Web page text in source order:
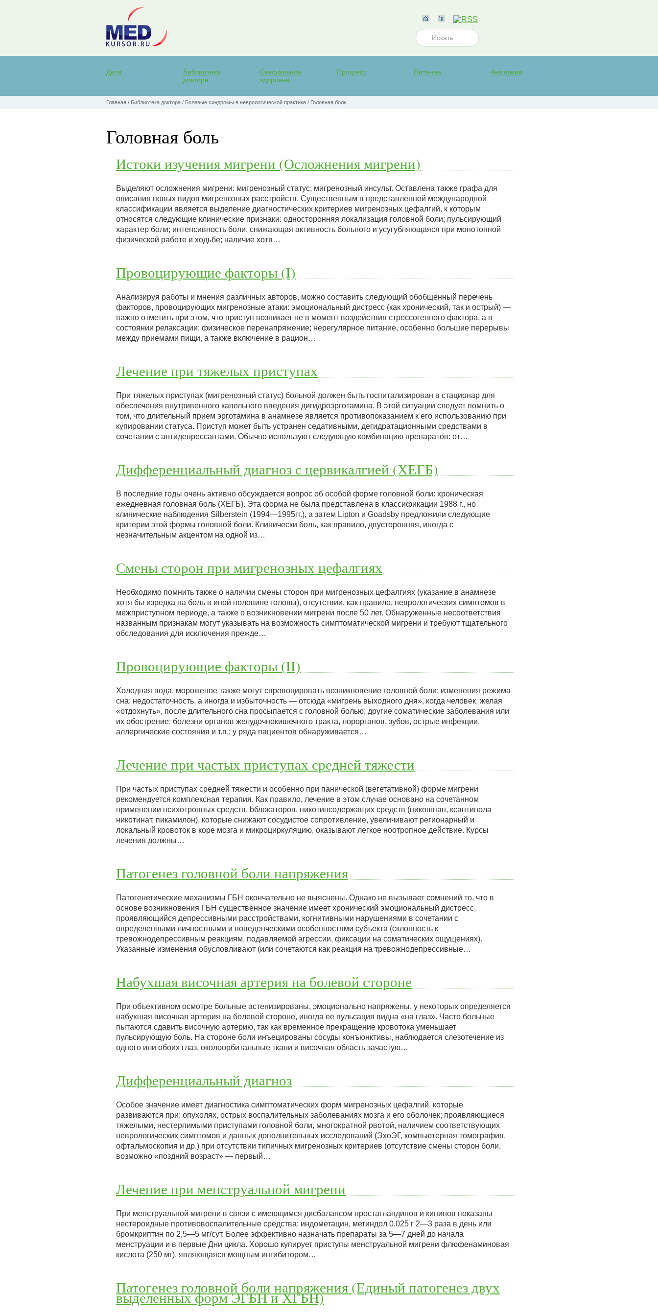
Дети
Библиотека
доктора
Сексуальное
здоровье
Прогресс Питание Анатомия
Главная / Библиотека доктора / Болевые синдромы в неврологической практике / Головная боль
Головная боль
Истоки изучения мигрени (Осложнения мигрени)
Выделяют осложнения мигрени: мигренозный статус; мигренозный инсульт. Оставлена также графа для
описания новых видов мигренозных расстройств. Существенным в представленной международной
классификации является выделение диагностических критериев мигренозных цефалгий, к которым
относятся следующие клинические признаки: односторонняя локализация головной боли; пульсирующий
характер боли; интенсивность боли, снижающая активность больного и усугубляющаяся при монотонной
физической работе и ходьбе; наличие хотя…
Провоцирующие факторы (I)
Анализируя работы и мнения различных авторов, можно составить следующий обобщенный перечень
факторов, провоцирующих мигренозные атаки: эмоциональный дистресс (как хронический, так и острый) —
важно отметить при этом, что приступ возникает не в момент воздействия стрессогенного фактора, а в
состоянии релаксации; физическое перенапряжение; нерегулярное питание, особенно большие перерывы
между приемами пищи, а также включение в рацион…
Лечение при тяжелых приступах
При тяжелых приступах (мигренозный статус) больной должен быть госпитализирован в стационар для
обеспечения внутривенного капельного введения дигидроэрготамина. В этой ситуации следует помнить о
том, что длительный прием эрготамина в анамнезе является противопоказанием к его использованию при
купировании статуса. Приступ может быть устранен седативными, дегидратационными средствами в
сочетании с антидепрессантами. Обычно используют следующую комбинацию препаратов: от…
Дифференциальный диагноз с цервикалгией (ХЕГБ)
В последние годы очень активно обсуждается вопрос об особой форме головной боли: хроническая
ежедневная головная боль (ХЕГБ). Эта форма не была представлена в классификации 1988 г., но
клинические наблюдения Silberstein (1994—1995гг.), а затем Lipton и Goadsby предложили следующие
критерии этой формы головной боли. Клинически боль, как правило, двусторонняя, иногда с
незначительным акцентом на одной из…
Смены сторон при мигренозных цефалгиях
Необходимо помнить также о наличии смены сторон при мигренозных цефалгиях (указание в анамнезе
хотя бы изредка на боль в иной половине головы), отсутствии, как правило, неврологических симптомов в
межприступном периоде, а также о возникновении мигрени после 50 лет. Обнаруженные несоответствия
названным признакам могут указывать на возможность симптоматической мигрени и требуют тщательного
обследования для исключения прежде…
Провоцирующие факторы (II)
Холодная вода, мороженое также могут спровоцировать возникновение головной боли; изменения режима
сна: недостаточность, а иногда и избыточность — отсюда «мигрень выходного дня», когда человек, желая
«отдохнуть», после длительного сна просыпается с головной болью; другие соматические заболевания или
их обострение: болезни органов желудочнокишечного тракта, лорорганов, зубов, острые инфекции,
аллергические состояния и т.п.; у ряда пациентов обнаруживается…
Лечение при частых приступах средней тяжести
При частых приступах средней тяжести и особенно при панической (вегетативной) форме мигрени
рекомендуется комплексная терапия. Как правило, лечение в этом случае основано на сочетанном
применении психотропных средств, bблокаторов, никотинсодержащих средств (никошпан, ксантинола
никотинат, пикамилон), которые снижают сосудистое сопротивление, увеличивают регионарный и
локальный кровоток в коре мозга и микроциркуляцию, оказывают легкое ноотропное действие. Курсы
лечения должны…
Патогенез головной боли напряжения
Патогенетические механизмы ГБН окончательно не выяснены. Однако не вызывает сомнений то, что в
основе возникновения ГБН существенное значение имеет хронический эмоциональный дистресс,
проявляющийся депрессивными расстройствами, когнитивными нарушениями в сочетании с
определенными личностными и поведенческими особенностями субъекта (склонность к
тревожнодепрессивным реакциям, подавляемой агрессии, фиксации на соматических ощущениях).
Указанные изменения обусловливают (или сочетаются как реакция на тревожнодепрессивные…
Набухшая височная артерия на болевой стороне
При объективном осмотре больные астенизированы, эмоционально напряжены, у некоторых определяется
набухшая височная артерия на болевой стороне, иногда ее пульсация видна «на глаз». Часто больные
пытаются сдавить височную артерию, так как временное прекращение кровотока уменьшает
пульсирующую боль. На стороне боли инъецированы сосуды конъюнктивы, наблюдается слезотечение из
одного или обоих глаз, околоорбитальные ткани и височная область зачастую…
Дифференциальный диагноз
Особое значение имеет диагностика симптоматических форм мигренозных цефалгий, которые
развиваются при: опухолях, острых воспалительных заболеваниях мозга и его оболочек; проявляющиеся
тяжелыми, нестерпимыми приступами головной боли, многократной рвотой, наличием соответствующих
неврологических симптомов и данных дополнительных исследований (ЭхоЭГ, компьютерная томография,
офтальмоскопия и др.) при отсутствии типичных мигренозных критериев (отсутствие смены сторон боли,
возможно «поздний возраст» — первый…
Лечение при менструальной мигрени
При менструальной мигрени в связи с имеющимся дисбалансом простагландинов и кининов показаны
нестероидные противовоспалительные средства: индометацин, метиндол 0,025 г 2—3 раза в день или
бромкриптин по 2,5—5 мг/сут. Более эффективно назначать препараты за 5—7 дней до начала
менструации и в первые Дни цикла. Хорошо купирует приступы менструальной мигрени флюфенаминовая
кислота (250 мг), являющаяся мощным ингибитором…
Патогенез головной боли напряжения (Единый патогенез двух
выделенных форм ЭГБН и ХГБН)